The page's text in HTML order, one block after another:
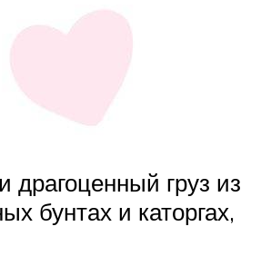
груз из
бунтах и каторгах,